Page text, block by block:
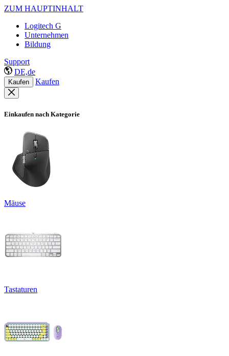
ZUM HAUPTINHALT
Logitech G
Unternehmen
Bildung
Support
DE,de
Kaufen Kaufen
Einkaufen nach Kategorie
Mäuse
Tastaturen